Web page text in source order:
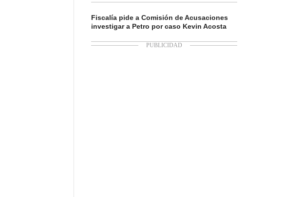
Fiscalía pide a Comisión de Acusaciones
investigar a Petro por caso Kevin Acosta